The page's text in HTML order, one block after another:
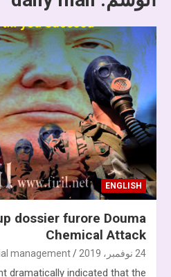
ENGLISH
dossier furore Douma
Chemical Attack
24 نوفمبر، 2019 management
dramatically indicated that the